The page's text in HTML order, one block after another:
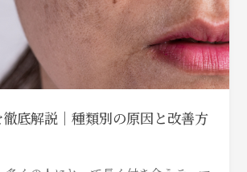
底解説｜種類別の原因と改善方